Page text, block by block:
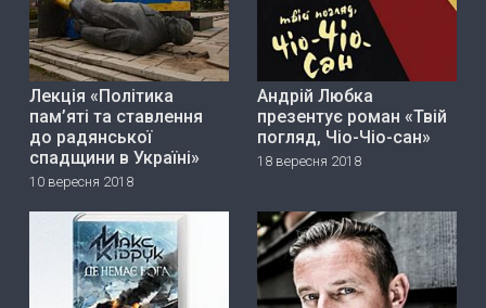
Лекція «Політика
пам’яті та ставлення
до радянської
спадщини в Україні»
10 вересня 2018
Андрій Любка
презентує роман «Твій
погляд, Чіо-Чіо-сан»
18 вересня 2018